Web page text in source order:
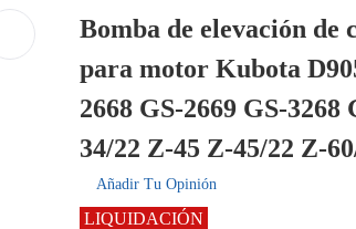
Bomba de elevación de
para motor Kubota
2668 GS-2669 GS-3268
34/22 Z-45 Z-45/22 Z-
Añadir Tu Opinión
LIQUIDACIÓN